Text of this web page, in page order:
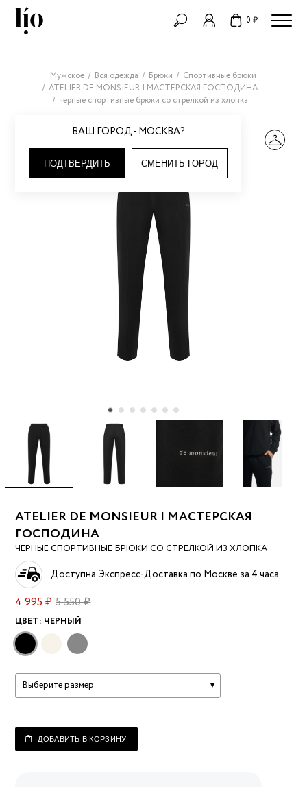
0 ₽
ВАШ ГОРОД - МОСКВА?
ПОДТВЕРДИТЬ СМЕНИТЬ ГОРОД
Мужское Вся одежда Брюки
Спортивные брюки
ATELIER DE MONSIEUR | МАСТЕРСКАЯ ГОСПОДИНА
черные спортивные брюки со стрелкой из хлопка
ATELIER DE MONSIEUR | МАСТЕРСКАЯ
ГОСПОДИНА
ЧЕРНЫЕ СПОРТИВНЫЕ БРЮКИ СО СТРЕЛКОЙ ИЗ ХЛОПКА
Доступна Экспресс-Доставка по Москве за 4 часа
4 995 ₽ 5 550 ₽
ЦВЕТ: ЧЕРНЫЙ
Выберите размер
ДОБАВИТЬ В КОРЗИНУ